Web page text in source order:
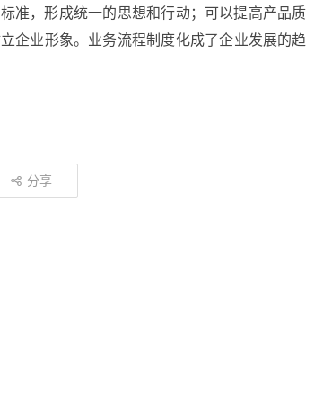
准，形成统一的思想和行动；可以提高产品质
企业形象。业务流程制度化成了企业发展的趋
分享